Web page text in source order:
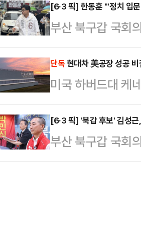
이베이에서 열린 '
문에 "우리는 항
중요하다…
면을 보실 것"이
합특검은 오는 6
정했다. 앞서 김
전 대통령이 출석
나 윤 전 대통령
팀은 "변…
[6·3 픽] 한동훈 "'정치 입
부산 북구갑 국회
세를 이어가는 하
달 됐는데, 쌍팔년
다"고 직격했다.
하 후보에 대해 "
역사적 의미가 있
을 가했다.박민식
가 '외지인 철새'
단독현대차 美공장 성공
미국 하버드대 케
룹의 조지아 메타
석한 보고서를 발
요 배경으로 알려
를 끌어들인 핵심
[6·3 픽] '북갑 후보' 김성
부산 북구갑 국회
루 앞둔 2일 후보